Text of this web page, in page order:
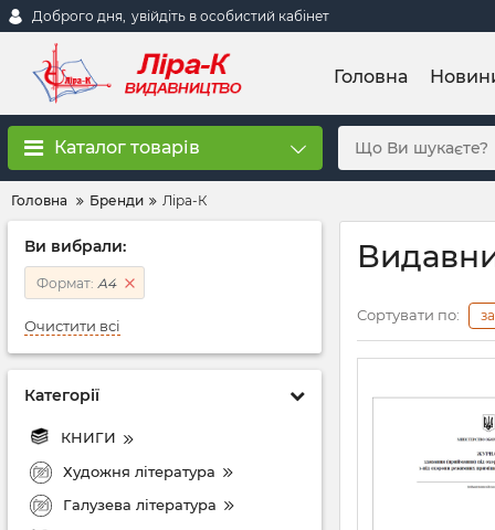
Доброго дня, увійдіть в особистий кабінет
Головна
Каталог товарів
Головна Бренди Ліра-К
Ви вибрали:
Формат: А4
Очистити всі
Категорії
КНИГИ
Художня література
Галузева література
Сортувати по: